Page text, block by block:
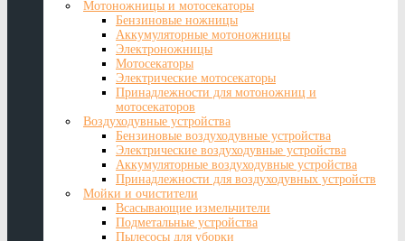
Мотоножницы и мотосекаторы
Бензиновые ножницы
Аккумуляторные мотоножницы
Электроножницы
Мотосекаторы
Электрические мотосекаторы
Принадлежности для мотоножниц и
мотосекаторов
Воздуходувные устройства
Бензиновые воздуходувные устройства
Электрические воздуходувные устройства
Аккумуляторные воздуходувные устройства
Принадлежности для воздуходувных устройств
Мойки и очистители
Всасывающие измельчители
Подметальные устройства
Пылесосы для уборки